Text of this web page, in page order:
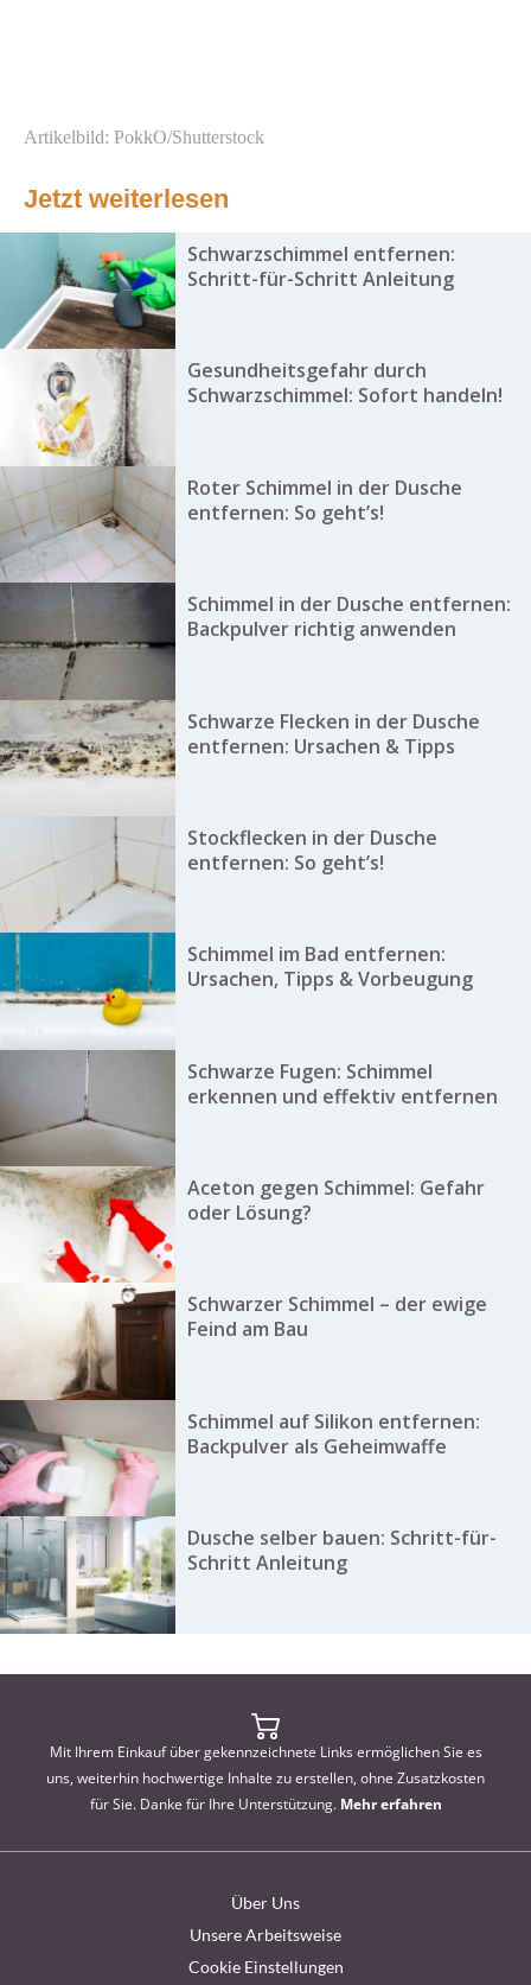
Artikelbild: PokkO/Shutterstock
Jetzt weiterlesen
Schwarzschimmel entfernen:
Schritt-für-Schritt Anleitung
Gesundheitsgefahr durch
Schwarzschimmel: Sofort handeln!
Roter Schimmel in der Dusche
entfernen: So geht’s!
Schimmel in der Dusche entfernen:
Backpulver richtig anwenden
Schwarze Flecken in der Dusche
entfernen: Ursachen & Tipps
Stockflecken in der Dusche
entfernen: So geht’s!
Schimmel im Bad entfernen:
Ursachen, Tipps & Vorbeugung
Schwarze Fugen: Schimmel
erkennen und effektiv entfernen
Aceton gegen Schimmel: Gefahr
oder Lösung?
Schwarzer Schimmel – der ewige
Feind am Bau
Schimmel auf Silikon entfernen:
Backpulver als Geheimwaffe
Dusche selber bauen: Schritt-für-
Schritt Anleitung
Mit Ihrem Einkauf über gekennzeichnete Links ermöglichen Sie es
uns, weiterhin hochwertige Inhalte zu erstellen, ohne Zusatzkosten
für Sie. Danke für Ihre Unterstützung. Mehr erfahren
Über Uns
Unsere Arbeitsweise
Cookie Einstellungen